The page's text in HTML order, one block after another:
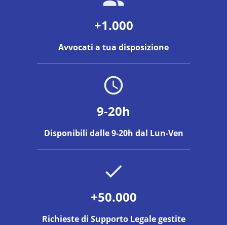
+1.000
Avvocati a tua disposizione
9-20h
Disponibili dalle 9-20h dal Lun-Ven
+50.000
Richieste di Supporto Legale gestite